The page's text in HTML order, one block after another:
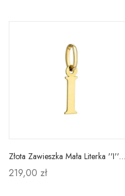
Złota Zawieszka Mała Literka ''I'' pr 585
219,00 zł